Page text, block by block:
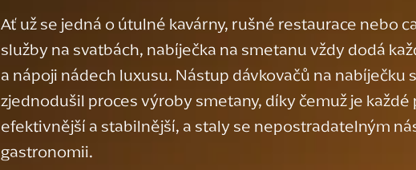
Ať už se jedná o útulné kavárny, rušné restaurace nebo
služby na svatbách, nabíječka na smetanu vždy dodá
a nápoji nádech luxusu. Nástup dávkovačů na nabíječku
zjednodušil proces výroby smetany, díky čemuž je každé
efektivnější a stabilnější, a staly se nepostradatelným
gastronomii.